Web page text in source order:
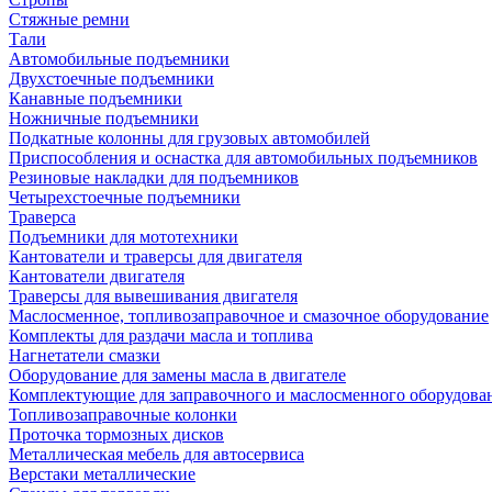
Стяжные ремни
Тали
Автомобильные подъемники
Двухстоечные подъемники
Канавные подъемники
Ножничные подъемники
Подкатные колонны для грузовых автомобилей
Приспособления и оснастка для автомобильных подъемников
Резиновые накладки для подъемников
Четырехстоечные подъемники
Траверса
Подъемники для мототехники
Кантователи и траверсы для двигателя
Кантователи двигателя
Траверсы для вывешивания двигателя
Маслосменное, топливозаправочное и смазочное оборудование
Комплекты для раздачи масла и топлива
Нагнетатели смазки
Оборудование для замены масла в двигателе
Комплектующие для заправочного и маслосменного
Топливозаправочные колонки
Проточка тормозных дисков
Металлическая мебель для автосервиса
Верстаки металлические